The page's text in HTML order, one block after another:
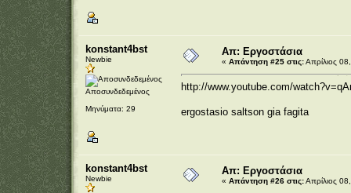
konstant4bst
Newbie
Αποσυνδεδεμένος
Μηνύματα: 29
Απ: Εργοστάσια
« Απάντηση #25 στις:Απρίλιος
http://www.youtube.com/
ergostasio saltson gia fagita
konstant4bst
Newbie
Απ: Εργοστάσια
« Απάντηση #26 στις:Απρίλιος